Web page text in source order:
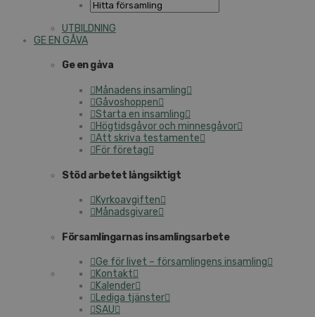
UTBILDNING
GE EN GÅVA
Ge en gåva
Månadens insamling
Gåvoshoppen
Starta en insamling
Högtidsgåvor och minnesgåvor
Att skriva testamente
För företag
Stöd arbetet långsiktigt
Kyrkoavgiften
Månadsgivare
Församlingarnas insamlingsarbete
Ge för livet – församlingens insamling
Kontakt
Kalender
Lediga tjänster
SAU